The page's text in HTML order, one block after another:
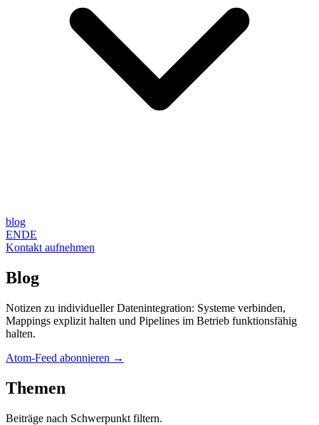
blog
ENDE
Kontakt aufnehmen
Blog
Notizen zu individueller Datenintegration: Systeme verbinden,
Mappings explizit halten und Pipelines im Betrieb funktionsfähig
halten.
Atom-Feed abonnieren →
Themen
Beiträge nach Schwerpunkt filtern.